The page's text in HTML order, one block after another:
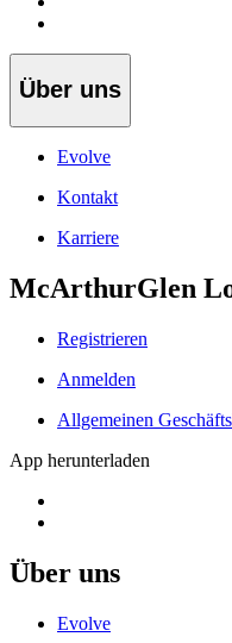
Über uns
Evolve
Kontakt
Karriere
McArthurGlen
Registrieren
Anmelden
Allgemeinen
App herunterladen
Über uns
Evolve